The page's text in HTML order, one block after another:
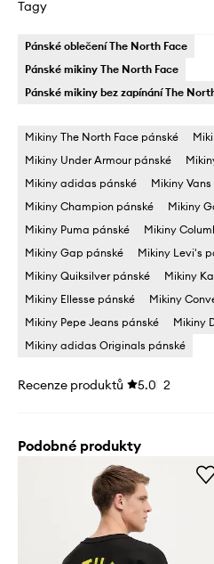
Tagy
Pánské oblečení The North Face
Pánské mikiny The North Face
Pánské mikiny bez zapínání The
Mikiny The North Face pánské
Mikiny Under Armour pánské
Mikiny adidas pánské
Mikiny
Mikiny Champion pánské
Mikiny
Mikiny Puma pánské
Mikiny
Mikiny Gap pánské
Mikiny Levi's
Mikiny Quiksilver pánské
Mikiny
Mikiny Ellesse pánské
Mikiny
Mikiny Pepe Jeans pánské
Mikiny
Mikiny adidas Originals pánské
Recenze produktů 5.0 2
Podobné produkty